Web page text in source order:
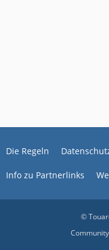
Die Regeln
Info zu Partnerlinks
©